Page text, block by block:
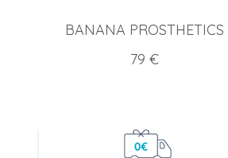
BANANA PROSTHETICS
Prix
79 €